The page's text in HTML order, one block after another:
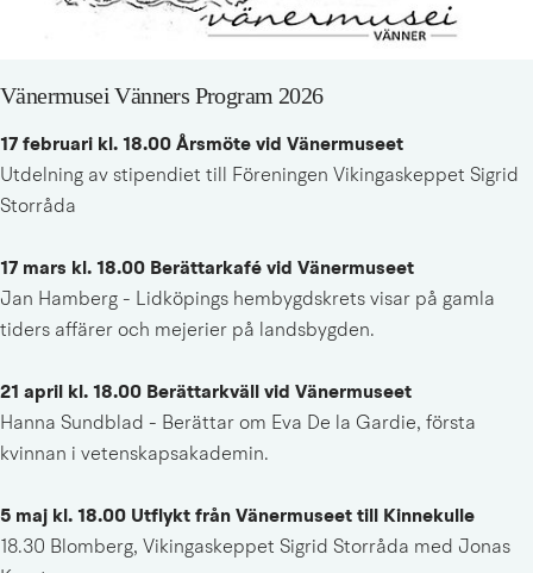
Vänermusei Vänners Program 2026
17 februari kl. 18.00 Årsmöte vid Vänermuseet
Utdelning av stipendiet till Föreningen Vikingaskeppet Sigrid
Storråda
17 mars kl. 18.00 Berättarkafé vid Vänermuseet
Jan Hamberg - Lidköpings hembygdskrets visar på gamla
tiders affärer och mejerier på landsbygden.
21 april kl. 18.00 Berättarkväll vid Vänermuseet
Hanna Sundblad - Berättar om Eva De la Gardie, första
kvinnan i vetenskapsakademin.
5 maj kl. 18.00 Utflykt från Vänermuseet till Kinnekulle
18.30 Blomberg, Vikingaskeppet Sigrid Storråda med Jonas